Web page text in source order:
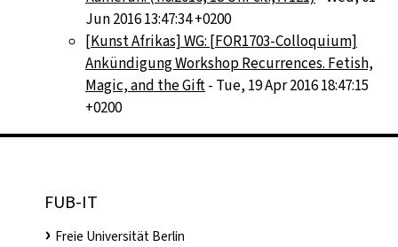
Jun 2016 13:47:34 +0200
[Kunst Afrikas] WG: [FOR1703-Colloquium]
Ankündigung Workshop Recurrences. Fetish,
Magic, and the Gift- Tue, 19 Apr 2016 18:47:15
+0200
FUB-IT
Freie Universität Berlin